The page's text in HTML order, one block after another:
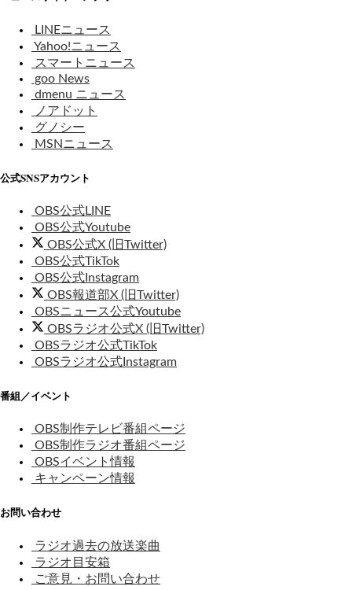
LINEニュース
Yahoo!ニュース
スマートニュース
goo News
dmenu ニュース
ノアドット
グノシー
MSNニュース
公式SNSアカウント
OBS公式LINE
OBS公式Youtube
OBS公式X (旧Twitter)
OBS公式TikTok
OBS公式Instagram
OBS報道部X (旧Twitter)
OBSニュース公式Youtube
OBSラジオ公式X (旧Twitter)
OBSラジオ公式TikTok
OBSラジオ公式Instagram
番組／イベント
OBS制作テレビ番組ページ
OBS制作ラジオ番組ページ
OBSイベント情報
キャンペーン情報
お問い合わせ
ラジオ過去の放送楽曲
ラジオ目安箱
ご意見・お問い合わせ